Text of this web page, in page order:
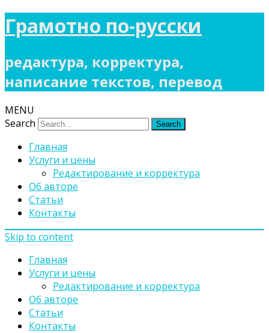
Грамотно по-русски
редактура, корректура,
написание текстов, перевод
MENU
Search
Главная
Услуги и цены
Редактирование и корректура
Об авторе
Статьи
Контакты
Skip to content
Главная
Услуги и цены
Редактирование и корректура
Об авторе
Статьи
Контакты